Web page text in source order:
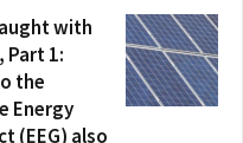
with
Part 1:
the
Energy
(EEG) also